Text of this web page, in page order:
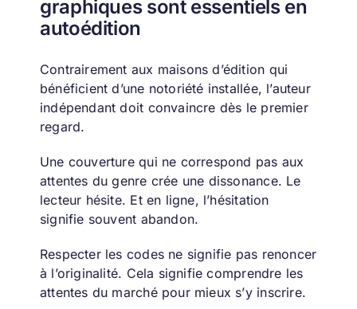
graphiques sont essentiels en
autoédition
Contrairement aux maisons d’édition qui
bénéficient d’une notoriété installée, l’auteur
indépendant doit convaincre dès le premier
regard.
Une couverture qui ne correspond pas aux
attentes du genre crée une dissonance. Le
lecteur hésite. Et en ligne, l’hésitation
signifie souvent abandon.
Respecter les codes ne signifie pas renoncer
à l’originalité. Cela signifie comprendre les
attentes du marché pour mieux s’y inscrire.